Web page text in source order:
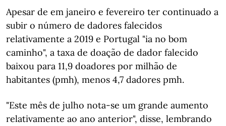
Apesar de em janeiro e fevereiro ter continuado a
subir o número de dadores falecidos
relativamente a 2019 e Portugal "ia no bom
caminho", a taxa de doação de dador falecido
baixou para 11,9 doadores por milhão de
habitantes (pmh), menos 4,7 dadores pmh.
"Este mês de julho nota-se um grande aumento
relativamente ao ano anterior", disse, lembrando